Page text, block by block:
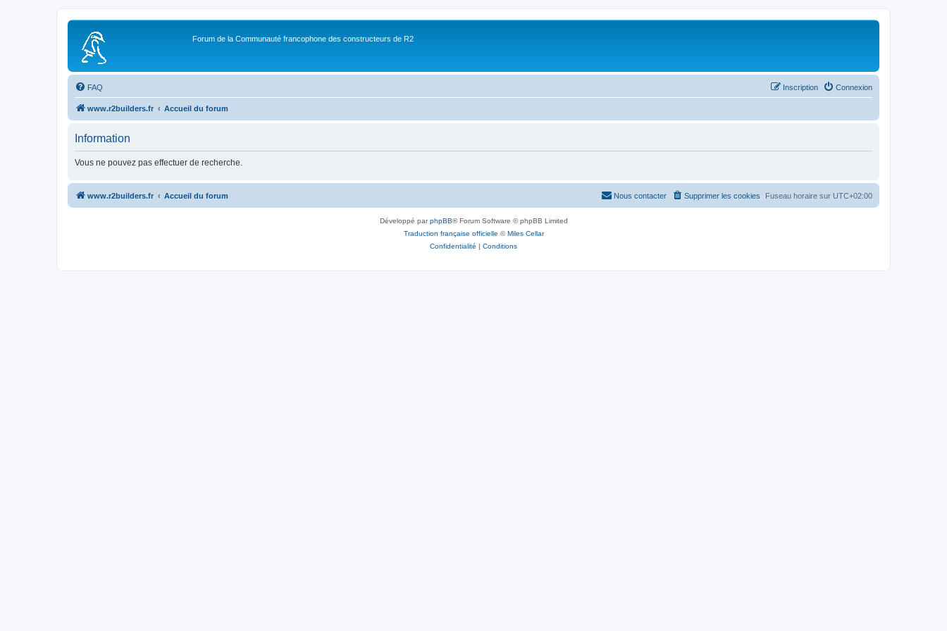
Forum de la Communauté francophone des constructeurs de R2
FAQ Connexion
Inscription
www.r2builders.fr Accueil du forum
Information
Vous ne pouvez pas effectuer de recherche.
www.r2builders.fr Accueil du forum Fuseau horaire sur UTC+02:00
Supprimer les cookies
Nous contacter
Développé parphpBB® Forum Software © phpBB Limited
Traduction française officielle ©Miles Cellar
Confidentialité | Conditions